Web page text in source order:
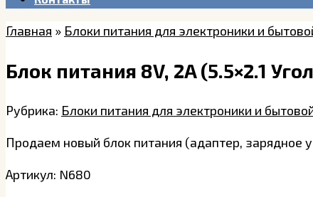
Главная » Блоки питания для электроники и
Блок питания 8V, 2A (5.5×2.1
Рубрика: Блоки питания для электроники и
Продаем новый блок питания (адаптер, зарядное
Артикул: N680